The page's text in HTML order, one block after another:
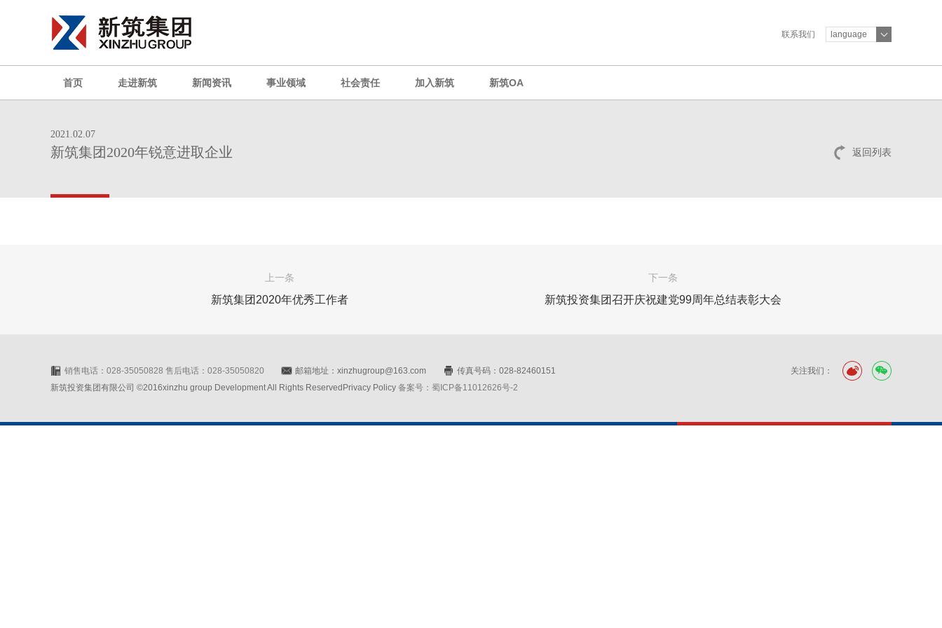
联系我们 language
首页 走进新筑 新闻资讯 事业领域 社会责任 加入新筑 新筑OA
返回列表
2021.02.07
新筑集团2020年锐意进取企业
上一条
新筑集团2020年优秀工作者
下一条
新筑投资集团召开庆祝建党99周年总结表彰大会
关注我们：
销售电话：028-35050828 售后电话：028-35050820 邮箱地址：xinzhugroup@163.com
传真号码：028-82460151
新筑投资集团有限公司 ©2016xinzhu group Development All Rights ReservedPrivacy Policy 备案号：蜀ICP备11012626号-2